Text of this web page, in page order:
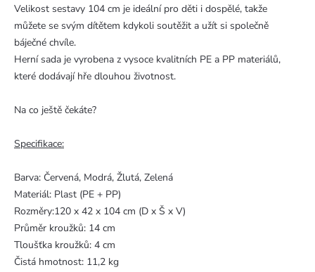
Velikost sestavy 104 cm je ideální pro děti i dospělé, takže
můžete se svým dítětem kdykoli soutěžit a užít si společně
báječné chvíle.
Herní sada je vyrobena z vysoce kvalitních PE a PP materiálů,
které dodávají hře dlouhou životnost.
Na co ještě čekáte?
Specifikace:
Barva: Červená, Modrá, Žlutá, Zelená
Materiál: Plast (PE + PP)
Rozměry:120 x 42 x 104 cm (D x Š x V)
Průměr kroužků: 14 cm
Tloušťka kroužků: 4 cm
Čistá hmotnost: 11,2 kg